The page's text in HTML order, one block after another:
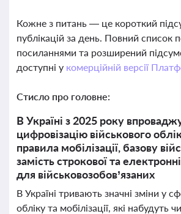
Кожне з питань — це короткий
публікацій за день. Повний список
посиланнями та розширений
доступні у комерційній версії
Стисло про головне:
В Україні з 2025 року
цифровізацію військового
правила мобілізації, базову
замість строкової та
для військовозобов’язаних
В Україні тривають значні зміни у
обліку та мобілізації, які набудуть